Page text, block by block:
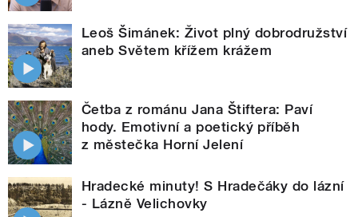
Leoš Šimánek: Život plný dobrodružství
aneb Světem křížem krážem
Četba z románu Jana Štiftera: Paví
hody. Emotivní a poetický příběh
z městečka Horní Jelení
Hradecké minuty! S Hradečáky do lázní
- Lázně Velichovky